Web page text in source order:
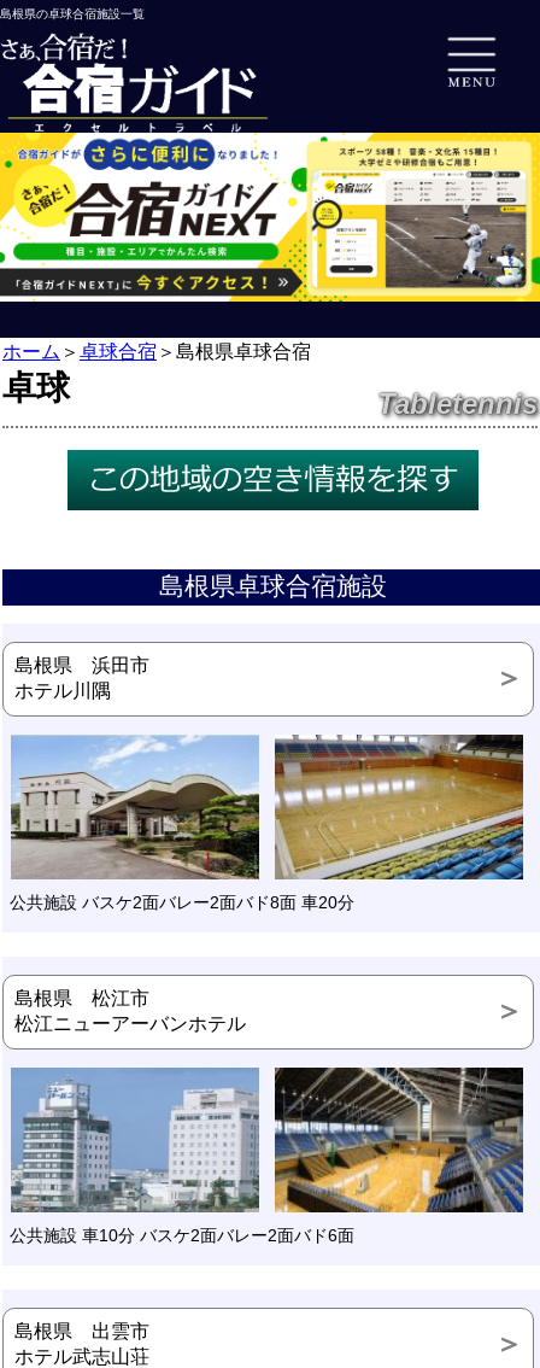
島根県の卓球合宿施設一覧
ホーム ＞ 卓球合宿 ＞ 島根県卓球合宿
卓球 Tabletennis
島根県卓球合宿施設
島根県 浜田市
ホテル川隅
公共施設 バスケ2面バレー2面バド8面 車20分
島根県 松江市
松江ニューアーバンホテル
公共施設 車10分 バスケ2面バレー2面バド6面
島根県 出雲市
ホテル武志山荘